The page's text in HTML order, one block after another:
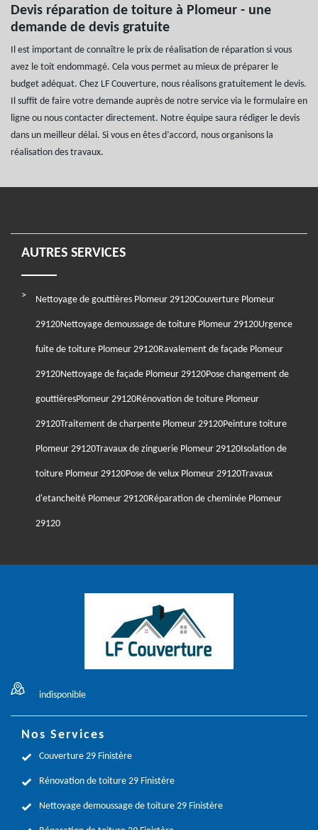
Devis réparation de toiture à Plomeur - une
demande de devis gratuite
Il est important de connaître le prix de réalisation de réparation si vous
avez le toit endommagé. Cela vous permet au mieux de préparer le
budget adéquat. Chez LF Couverture, nous réalisons gratuitement le devis.
Il suffit de faire votre demande auprès de notre service via le formulaire en
ligne ou nous contacter directement. Notre équipe saura rédiger le devis
dans un meilleur délai. Si vous en êtes d’accord, nous organisons la
réalisation des travaux.
AUTRES SERVICES
Nettoyage de gouttières Plomeur 29120Couverture Plomeur
29120Nettoyage demoussage de toiture Plomeur 29120Urgence
fuite de toiture Plomeur 29120Ravalement de façade Plomeur
29120Nettoyage de façade Plomeur 29120Pose changement de
gouttièresPlomeur 29120Rénovation de toiture Plomeur
29120Traitement de charpente Plomeur 29120Peinture toiture
Plomeur 29120Travaux de zinguerie Plomeur 29120Isolation de
toiture Plomeur 29120Pose de velux Plomeur 29120Travaux
d'etancheité Plomeur 29120Réparation de cheminée Plomeur
29120
indisponible
Nos Services
Couverture 29 Finistère
Rénovation de toiture 29 Finistère
Nettoyage demoussage de toiture 29 Finistère